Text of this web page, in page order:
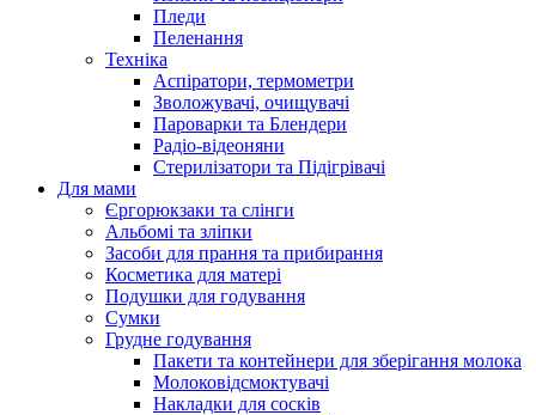
Пледи
Пеленання
Техніка
Аспіратори, термометри
Зволожувачі, очищувачі
Пароварки та Блендери
Радіо-відеоняни
Стерилізатори та Підігрівачі
Для мами
Єргорюкзаки та слінги
Альбомі та зліпки
Засоби для прання та прибирання
Косметика для матері
Подушки для годування
Сумки
Грудне годування
Пакети та контейнери для зберігання молока
Молоковідсмоктувачі
Накладки для сосків